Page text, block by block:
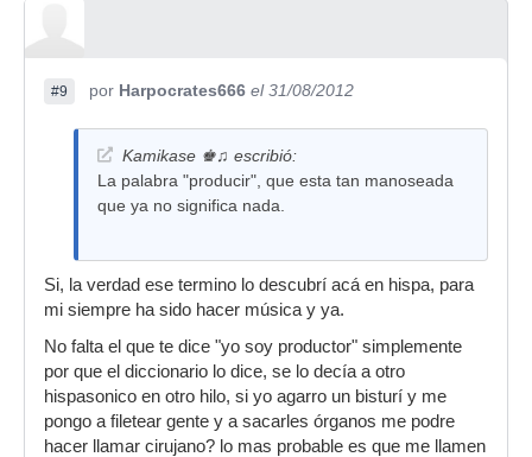
#9 por Harpocrates666 el 31/08/2012
Kamikase ♚♫ escribió:
La palabra "producir", que esta tan manoseada
que ya no significa nada.
Si, la verdad ese termino lo descubrí acá en hispa, para
mi siempre ha sido hacer música y ya.
No falta el que te dice "yo soy productor" simplemente
por que el diccionario lo dice, se lo decía a otro
hispasonico en otro hilo, si yo agarro un bisturí y me
pongo a filetear gente y a sacarles órganos me podre
hacer llamar cirujano? lo mas probable es que me llamen